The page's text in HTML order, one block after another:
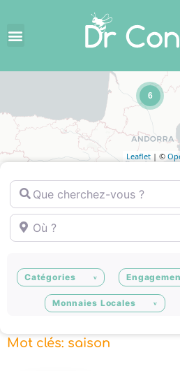
6
Leaflet | ©
Que cherchez-vous ?
Où ?
Catégories
Monnaies Locales
Mot clés: saison